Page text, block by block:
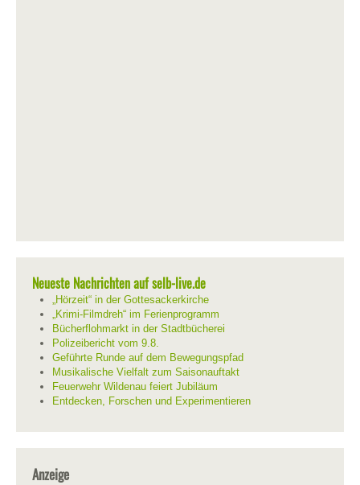
Neueste Nachrichten auf selb-live.de
„Hörzeit“ in der Gottesackerkirche
„Krimi-Filmdreh“ im Ferienprogramm
Bücherflohmarkt in der Stadtbücherei
Polizeibericht vom 9.8.
Geführte Runde auf dem Bewegungspfad
Musikalische Vielfalt zum Saisonauftakt
Feuerwehr Wildenau feiert Jubiläum
Entdecken, Forschen und Experimentieren
Anzeige